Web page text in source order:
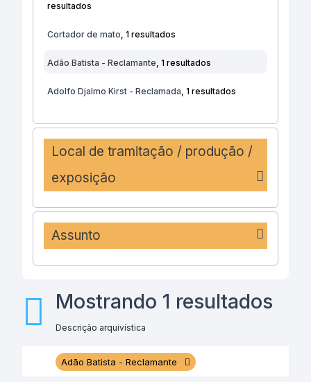
resultados
Cortador de mato, 1 resultados
Adão Batista - Reclamante, 1 resultados
Adolfo Djalmo Kirst - Reclamada, 1 resultados
Local de tramitação / produção /
exposição
Assunto
Mostrando 1 resultados
Descrição arquivística
Adão Batista - Reclamante